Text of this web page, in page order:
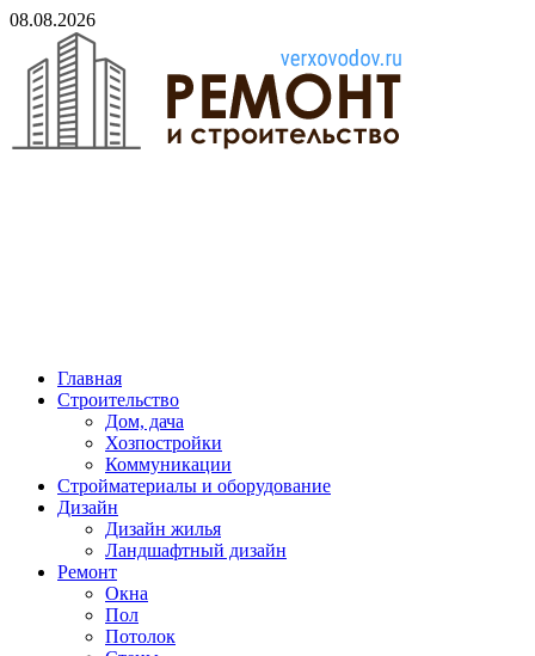
Skip
content
08.08.2026
Главная
Строительство
Дом, дача
Хозпостройки
Коммуникации
Стройматериалы и оборудование
Дизайн
Дизайн жилья
Ландшафтный дизайн
Ремонт
Окна
Пол
Потолок